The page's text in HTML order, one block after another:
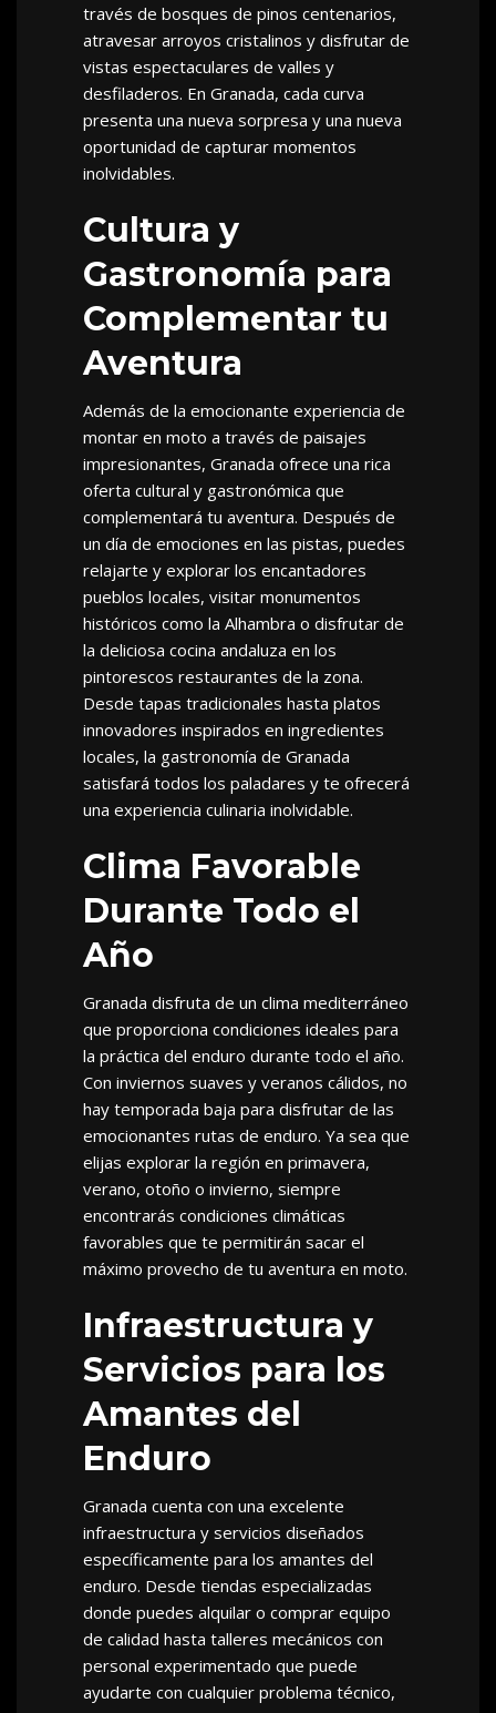
través de bosques de pinos centenarios,
atravesar arroyos cristalinos y disfrutar de
vistas espectaculares de valles y
desfiladeros. En Granada, cada curva
presenta una nueva sorpresa y una nueva
oportunidad de capturar momentos
inolvidables.
Cultura y
Gastronomía para
Complementar tu
Aventura
Además de la emocionante experiencia de
montar en moto a través de paisajes
impresionantes, Granada ofrece una rica
oferta cultural y gastronómica que
complementará tu aventura. Después de
un día de emociones en las pistas, puedes
relajarte y explorar los encantadores
pueblos locales, visitar monumentos
históricos como la Alhambra o disfrutar de
la deliciosa cocina andaluza en los
pintorescos restaurantes de la zona.
Desde tapas tradicionales hasta platos
innovadores inspirados en ingredientes
locales, la gastronomía de Granada
satisfará todos los paladares y te ofrecerá
una experiencia culinaria inolvidable.
Clima Favorable
Durante Todo el
Año
Granada disfruta de un clima mediterráneo
que proporciona condiciones ideales para
la práctica del enduro durante todo el año.
Con inviernos suaves y veranos cálidos, no
hay temporada baja para disfrutar de las
emocionantes rutas de enduro. Ya sea que
elijas explorar la región en primavera,
verano, otoño o invierno, siempre
encontrarás condiciones climáticas
favorables que te permitirán sacar el
máximo provecho de tu aventura en moto.
Infraestructura y
Servicios para los
Amantes del
Enduro
Granada cuenta con una excelente
infraestructura y servicios diseñados
específicamente para los amantes del
enduro. Desde tiendas especializadas
donde puedes alquilar o comprar equipo
de calidad hasta talleres mecánicos con
personal experimentado que puede
ayudarte con cualquier problema técnico,